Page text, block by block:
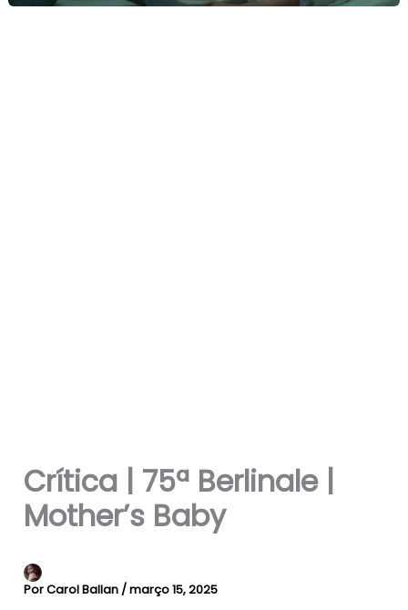
Crítica | 75ª Berlinale |
Mother’s Baby
PorCarol Ballan /março 15, 2025